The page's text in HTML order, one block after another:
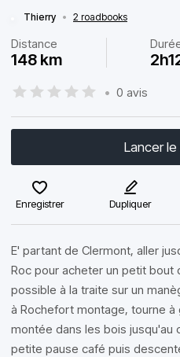
Thierry • 2 roadbooks
Distance
148 km
• 0 avis
Lancer
Enregistrer Dupliquer
E' partant de Clermont, aller
Roc pour acheter un petit bout
possible à la traite sur un
à Rochefort montage, tourne à
montée dans les bois jusqu'au
petite pause café puis